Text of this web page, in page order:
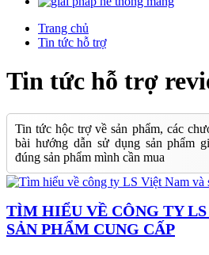
Trang chủ
Tin tức hỗ trợ
Tin tức hỗ trợ
Tin tức hộc trợ về sản phẩm, các
bài hướng dẫn sử dụng sản phẩm
đúng sản phẩm mình cần mua
TÌM HIỂU VỀ CÔNG TY
SẢN PHẨM CUNG CẤP